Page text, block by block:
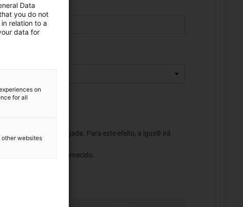
seja revogada. Para este efeito, a igus® irá
de e-mail fornecido.
Data
you do not
relation to a
data for
on
for all
other websites